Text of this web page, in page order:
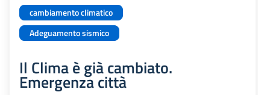
cambiamento climatico
Adeguamento sismico
Il Clima è già cambiato.
Emergenza città